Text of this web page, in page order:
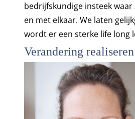
bedrijfskundige insteek
en met elkaar. We laten
wordt er een sterke life long
Verandering realiseren